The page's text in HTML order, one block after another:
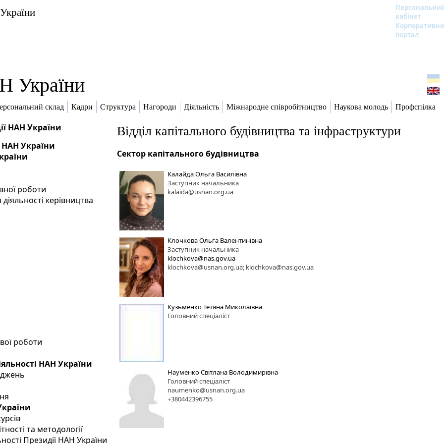
кабінет
портал
України
склад Кадри Структура Нагороди Діяльність Міжнародне співробітництво Наукова молодь Профспілка
НАН України
НАН України
роботи
керівництва
роботи
НАН України
та методології
Президії НАН України
Відділ капітального будівництва та інфраструктури
Сектор капітального будівництва
Калайда Ольга Василівна
Заступник начальника
kalaida@usnan.org.ua
Клочкова Ольга Валентинівна
Заступник начальника
klochkova@nas.gov.ua
klochkova@usnan.org.ua; klochkova@nas.gov.ua
Кузьменко Тетяна Миколаївна
Головний спеціаліст
Науменко Світлана Володимирівна
Головний спеціаліст
naumenko@usnan.org.ua
+380442396755